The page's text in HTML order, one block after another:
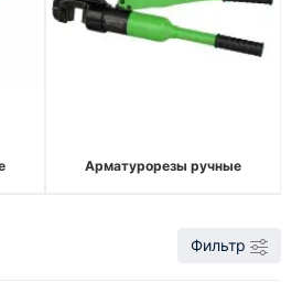
Арматурорезы ручные
Фильтр